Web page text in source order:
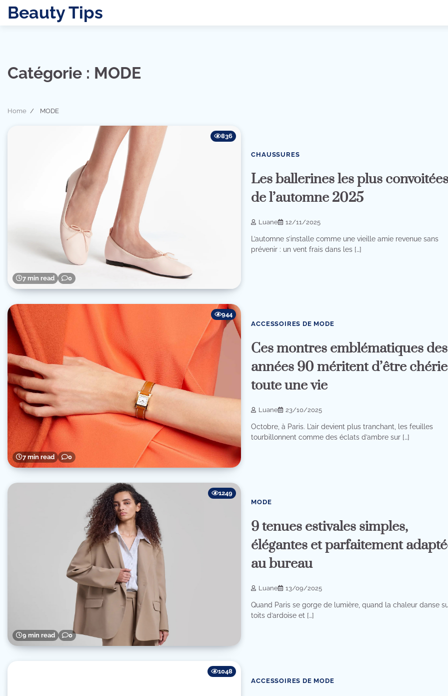
SkipBeauty Tips
Catégorie : MODE
Home MODE
7 min read 0
836
CHAUSSURES
Les ballerines les plus
de l’automne 2025
Luane 12/11/2025
L’automne s’installe comme une vieille amie revenue sans
prévenir : un vent frais dans les […]
7 min read 0
944
ACCESSOIRES DE MODE
Ces montres emblématiques des
années 90 méritent d’être
toute une vie
Luane 23/10/2025
Octobre, à Paris. L’air devient plus tranchant, les feuilles
tourbillonnent comme des éclats d’ambre sur […]
9 min read 0
1249
MODE
9 tenues estivales simples,
élégantes et parfaitement
au bureau
Luane 13/09/2025
Quand Paris se gorge de lumière, quand la chaleur danse
toits d’ardoise et […]
1048
ACCESSOIRES DE MODE